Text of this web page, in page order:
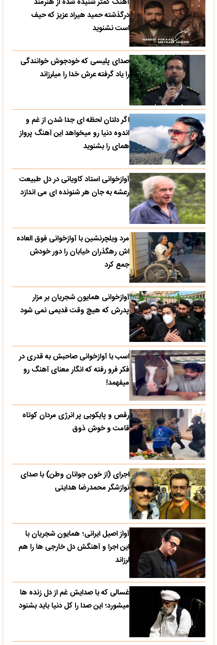
درگذشته حمید هیراد عزیز که حیف
است نشنوید
صدای پلیسی که خودجوش خوانندگی
را یاد گرفته عرش خدا را میلرزاند
اگر دلتان لحظه ای جدا شدن از غم و
اندوه دنیا رو میخواهد این آهنگ پرواز
همای را بشنوید
آوازخوانی استاد کاویانی در دل طبیعت
رعشه به جان هر شنونده ای می اندازد
مرد ویلچرنشین با آوازخوانی فوق العاده
اش رهگذران خیابان را دور خودش
جمع کرد
آوازخوانی همایون شجریان بر مزار
پدرش که هیچ وقت قدیمی نمی شود
اسب با آوازخوانی صاحبش به قدری در
فکر فرو رفته که انگار معنای آهنگ رو
میفهمد!
رقص و پایکوبی پر انرژی مردان کوتاه
قامت و خوش ذوق
اجرای (از خون جوانان وطن) با صدای
نوازشگر محمدرضا هدایتی
آواز اصیل ایرانی؛ همایون شجریان با
این اجرا و آهنگش دل خارجی ها را هم
لرزاند
غسالی که با صدایش غم از دل زنده ها
میشورد؛ این صدا را کل دنیا باید بشنود